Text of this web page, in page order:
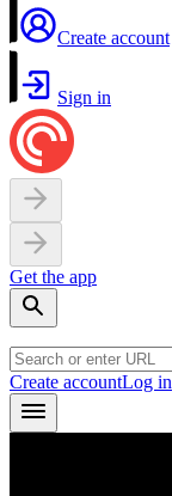
Create account
Sign in
Get the app
Create accountLog in